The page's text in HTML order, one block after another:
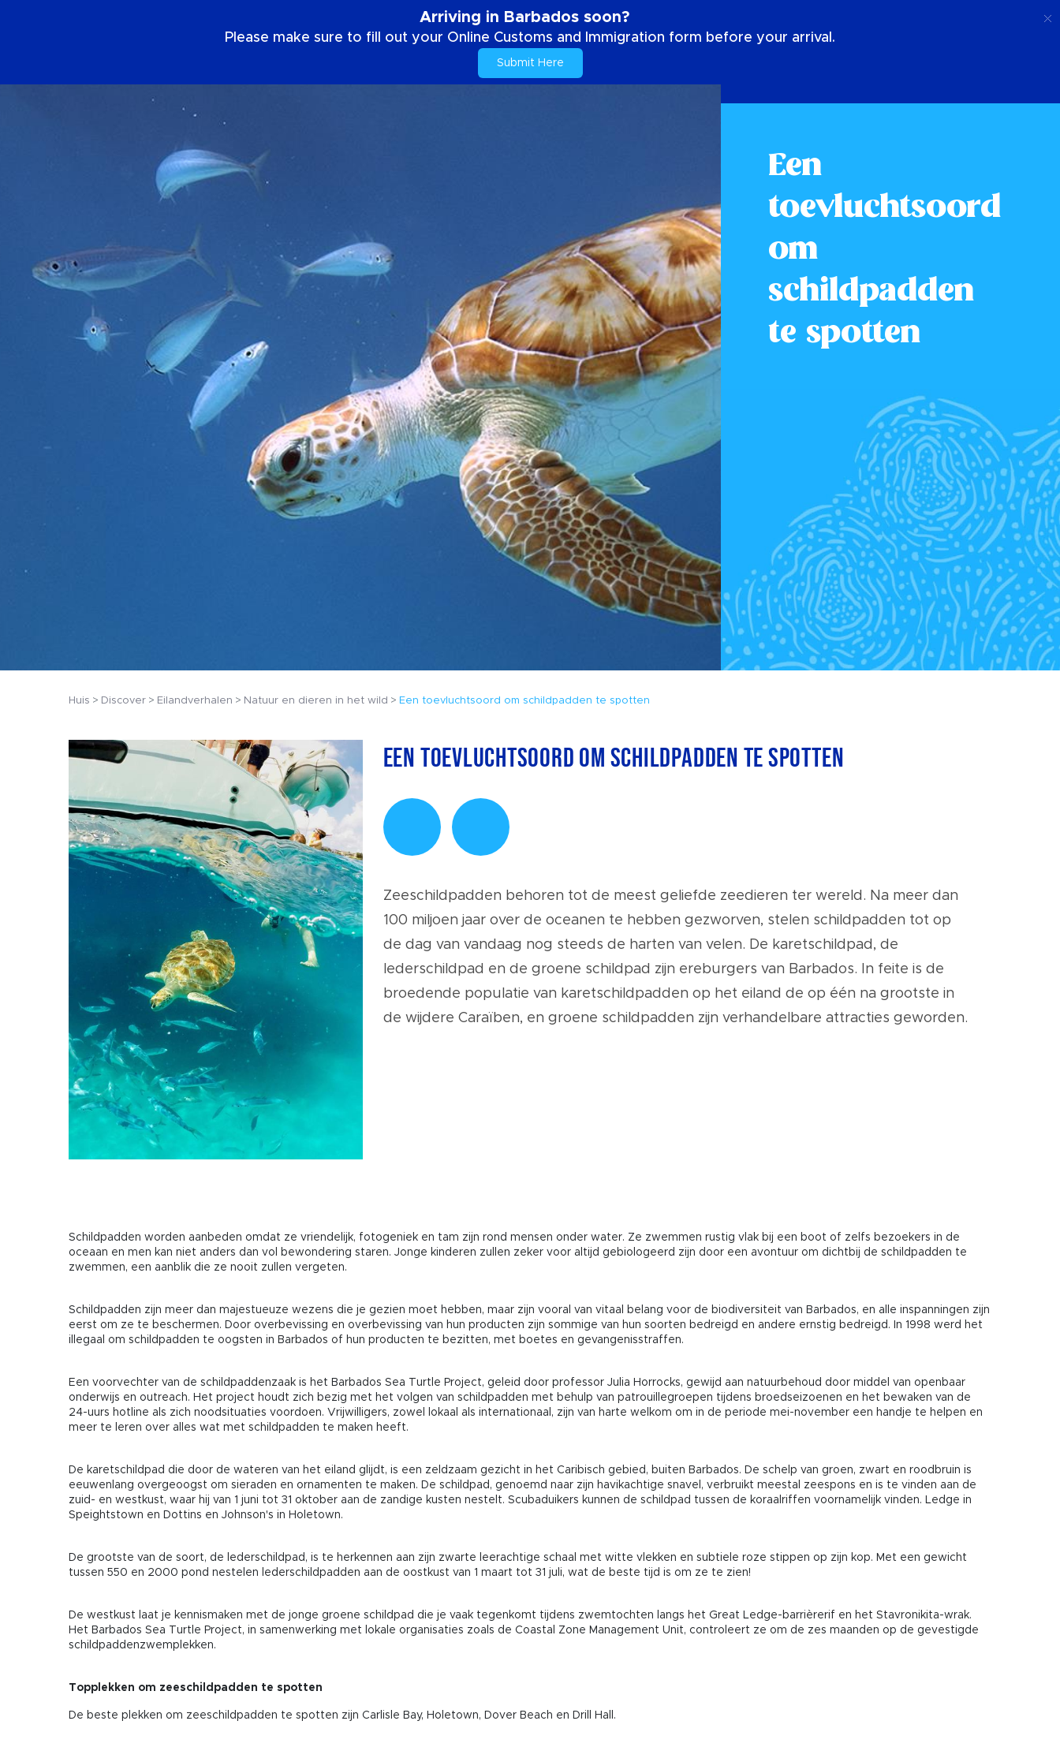
Arriving in Barbados soon?
Please make sure to fill out your Online Customs and Immigration form before your arrival.
Submit Here
Een
toevluchtsoord
om
schildpadden
te spotten
Huis Discover Eilandverhalen Natuur en dieren in het wild Een toevluchtsoord om schildpadden te spotten
Een toevluchtsoord om schildpadden te spotten
Zeeschildpadden behoren tot de meest geliefde zeedieren ter wereld. Na meer dan
100 miljoen jaar over de oceanen te hebben gezworven, stelen schildpadden tot op
de dag van vandaag nog steeds de harten van velen. De karetschildpad, de
lederschildpad en de groene schildpad zijn ereburgers van Barbados. In feite is de
broedende populatie van karetschildpadden op het eiland de op één na grootste in
de wijdere Caraïben, en groene schildpadden zijn verhandelbare attracties geworden.
Schildpadden worden aanbeden omdat ze vriendelijk, fotogeniek en tam zijn rond mensen onder water. Ze zwemmen rustig vlak bij een boot of zelfs bezoekers in de
oceaan en men kan niet anders dan vol bewondering staren. Jonge kinderen zullen zeker voor altijd gebiologeerd zijn door een avontuur om dichtbij de schildpadden te
zwemmen, een aanblik die ze nooit zullen vergeten.
Schildpadden zijn meer dan majestueuze wezens die je gezien moet hebben, maar zijn vooral van vitaal belang voor de biodiversiteit van Barbados, en alle inspanningen zijn
eerst om ze te beschermen. Door overbevissing en overbevissing van hun producten zijn sommige van hun soorten bedreigd en andere ernstig bedreigd. In 1998 werd het
illegaal om schildpadden te oogsten in Barbados of hun producten te bezitten, met boetes en gevangenisstraffen.
Een voorvechter van de schildpaddenzaak is het Barbados Sea Turtle Project, geleid door professor Julia Horrocks, gewijd aan natuurbehoud door middel van openbaar
onderwijs en outreach. Het project houdt zich bezig met het volgen van schildpadden met behulp van patrouillegroepen tijdens broedseizoenen en het bewaken van de
24-uurs hotline als zich noodsituaties voordoen. Vrijwilligers, zowel lokaal als internationaal, zijn van harte welkom om in de periode mei-november een handje te helpen en
meer te leren over alles wat met schildpadden te maken heeft.
De karetschildpad die door de wateren van het eiland glijdt, is een zeldzaam gezicht in het Caribisch gebied, buiten Barbados. De schelp van groen, zwart en roodbruin is
eeuwenlang overgeoogst om sieraden en ornamenten te maken. De schildpad, genoemd naar zijn havikachtige snavel, verbruikt meestal zeespons en is te vinden aan de
zuid- en westkust, waar hij van 1 juni tot 31 oktober aan de zandige kusten nestelt. Scubaduikers kunnen de schildpad tussen de koraalriffen voornamelijk vinden. Ledge in
Speightstown en Dottins en Johnson's in Holetown.
De grootste van de soort, de lederschildpad, is te herkennen aan zijn zwarte leerachtige schaal met witte vlekken en subtiele roze stippen op zijn kop. Met een gewicht
tussen 550 en 2000 pond nestelen lederschildpadden aan de oostkust van 1 maart tot 31 juli, wat de beste tijd is om ze te zien!
De westkust laat je kennismaken met de jonge groene schildpad die je vaak tegenkomt tijdens zwemtochten langs het Great Ledge-barrièrerif en het Stavronikita-wrak.
Het Barbados Sea Turtle Project, in samenwerking met lokale organisaties zoals de Coastal Zone Management Unit, controleert ze om de zes maanden op de gevestigde
schildpaddenzwemplekken.
Topplekken om zeeschildpadden te spotten
De beste plekken om zeeschildpadden te spotten zijn Carlisle Bay, Holetown, Dover Beach en Drill Hall.